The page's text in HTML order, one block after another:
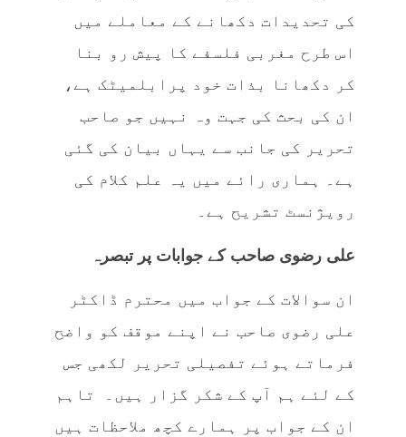
کی تحدیدات دکھانے کے معاملے میں
اس طرح مغربی فلسفے کا پیش رو بنا
کر دکھانا بذات خود پرابلمیٹک ہے،
ان کی بحث کی جہت وہ نہیں جو صاحب
تحریر کی جانب سے یہاں بیان کی گئی
ہے۔ ہماری رائے میں یہ علم کلام کی
رویژنسٹ تشریح ہے۔
علی رضوی صاحب کے جوابات پر تبصرہ
ان سوالات کے جواب میں محترم ڈاکٹر
علی رضوی صاحب نے اپنے موقف کو واضح
فرماتے ہوئے تفصیلی تحریر لکھی جس
کے لئے ہم آپ کے شکر گزار ہیں۔ تاہم
ان کے جواب پر ہمارے کچھ ملاحظات ہیں